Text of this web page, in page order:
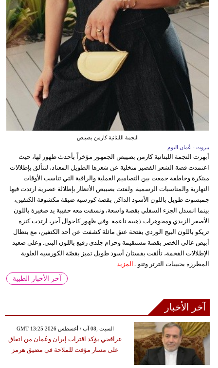
النجمة اللبنانية كارمن بصيبص
بيروت - عُمان اليوم
أبهرت النجمة اللبنانية كارمن بصيبص الجمهور مؤخراً بأحدث ظهور لها، حيث
اعتمدت قصة الشعر القصير متخلية عن شعرها الطويل المعتاد، لتتألق بإطلالات
مبتكرة وخاطفة جمعت بين التصاميم العملية والراقية التي تناسب الأوقات
النهارية والمناسبات الرسمية. ولفتت بصيبص الأنظار بإطلالة عصرية ارتدت فيها
جمبسوت طويل باللون الأسود الداكن بقصة كورسيه ضيقة مكشوفة الكتفين،
بينما انسدل الجزء السفلي بقصة واسعة، ونسقت معه حقيبة يد صغيرة باللون
الأصفر الزبدي ومجوهرات ذهبية ناعمة. وفي ظهور كاجوال آخر، ارتدت كنزة
تريكو باللون البيج الوردي بفتحة عنق مائلة كشفت عن أحد الكتفين، مع بنطال
أبيض عالي الخصر بقصة مستقيمة وحزام جلدي رفيع باللون البني. وعلى صعيد
الإطلالات الفخمة، تألقت بفستان أسود طويل تميز بقصّة الكورسيه العلوية
المطرزة بحبيبات الترتر وتنو...
المزيد
آخر الأخبار الطبية
آخر الأخبار
GMT 13:25 2026 السبت ,08 آب / أغسطس
عراقجي يؤكد اقتراب إيران وعُمان من اتفاق
على مسار مؤقت للملاحة في مضيق هرمز